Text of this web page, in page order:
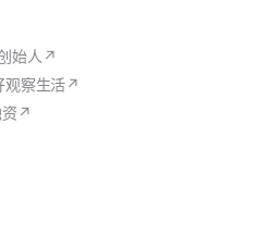
始人 ↗
观察生活↗
↗